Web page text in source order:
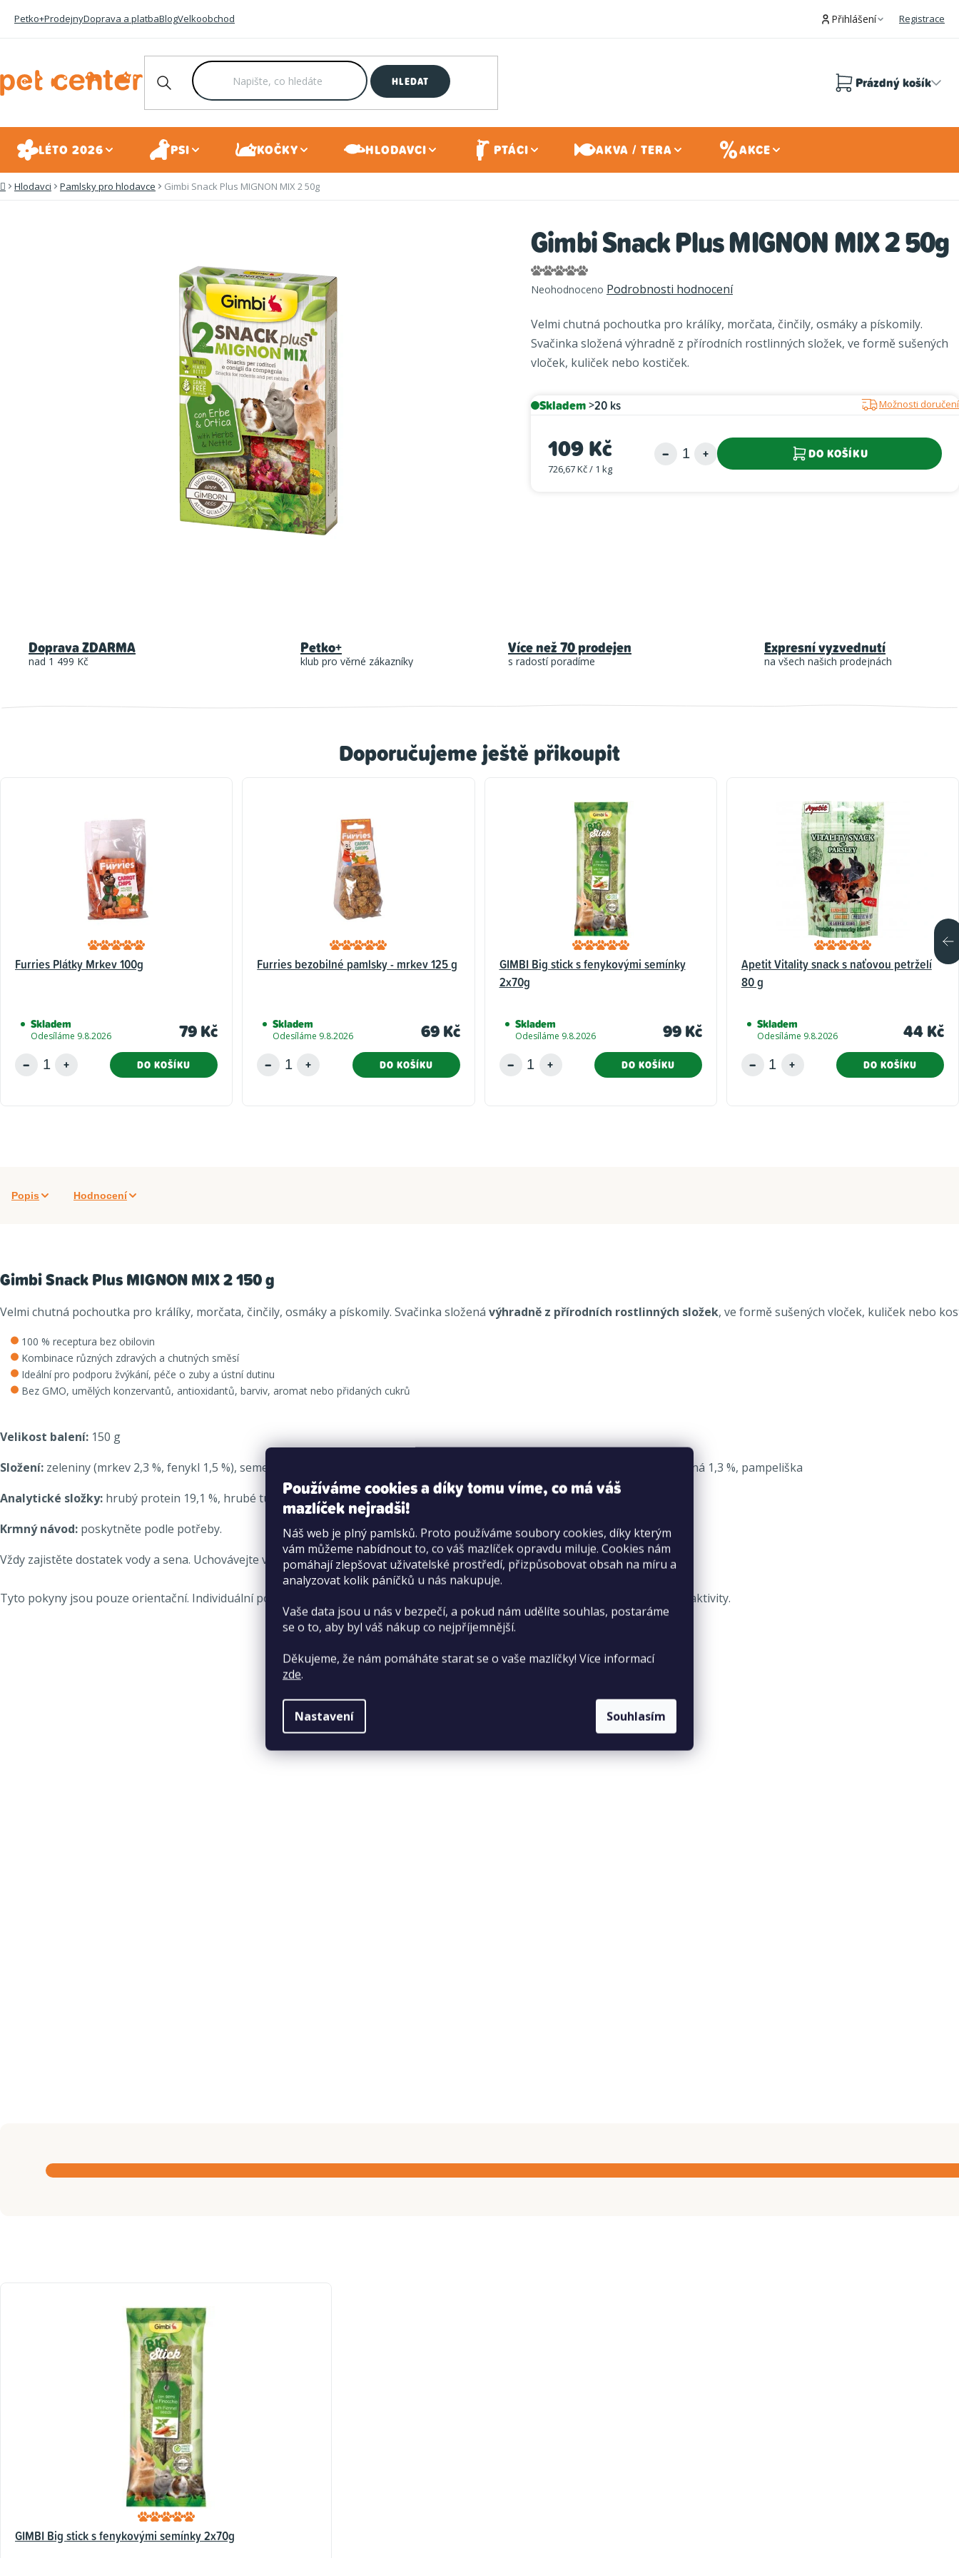
Používáme cookies a díky tomu víme, co má váš
mazlíček nejradši!
Náš web je plný pamlsků. Proto používáme soubory cookies, díky kterým
vám můžeme nabídnout to, co váš mazlíček opravdu miluje. Cookies nám
pomáhají zlepšovat uživatelské prostředí, přizpůsobovat obsah na míru a
analyzovat kolik páníčků u nás nakupuje.
Vaše data jsou u nás v bezpečí, a pokud nám udělíte souhlas, postaráme
se o to, aby byl váš nákup co nejpříjemnější.
Děkujeme, že nám pomáháte starat se o vaše mazlíčky! Více informací
zde.
Nastavení Souhlasím
Petko+ProdejnyDoprava a platbaBlogVelkoobchod Přihlášení Registrace
HLEDAT Prázdný košík
LÉTO 2026 PSI KOČKY HLODAVCI PTÁCI AKVA / TERA AKCE
DomůHlodavci Pamlsky pro hlodavce Gimbi Snack Plus MIGNON MIX 2 50g
Gimbi Snack Plus MIGNON MIX 2 50g
Průměrné
hodnocení
je
0,0
z
hvězdiček.
Neohodnoceno Podrobnosti hodnocení
Velmi chutná pochoutka pro králíky, morčata, činčily, osmáky a pískomily.
Svačinka složená výhradně z přírodních rostlinných složek, ve formě sušených
vloček, kuliček nebo kostiček.
Skladem>20 ks Možnosti doručení
109 Kč
Měrná cena:
726,67 Kč / 1 kg
DO KOŠÍKU
Doporučujeme ještě přikoupit
Furries Plátky Mrkev 100g
Skladem
Odesíláme 9.8.2026 79 Kč
DO KOŠÍKU
Furries bezobilné pamlsky - mrkev 125 g
Skladem
Odesíláme 9.8.2026 69 Kč
DO KOŠÍKU
GIMBI Big stick s fenykovými semínky
2x70g
Skladem
Odesíláme 9.8.2026 99 Kč
DO KOŠÍKU
Apetit Vitality snack s naťovou petrželí
80 g
Skladem
Odesíláme 9.8.2026 44 Kč
DO KOŠÍKU
Doprava ZDARMA
nad 1 499 Kč
Petko+
klub pro věrné zákazníky
Více než 70 prodejen
s radostí poradíme
Expresní vyzvednutí
na všech našich prodejnách
Popis Hodnocení
Gimbi Snack Plus MIGNON MIX 2 150 g
Velmi chutná pochoutka pro králíky, morčata, činčily, osmáky a pískomily. Svačinka složená výhradně z přírodních rostlinných složek, ve formě sušených vloček, kuliček nebo
100 % receptura bez obilovin
Kombinace různých zdravých a chutných směsí
Ideální pro podporu žvýkání, péče o zuby a ústní dutinu
Bez GMO, umělých konzervantů, antioxidantů, barviv, aromat nebo přidaných cukrů
Velikost balení: 150 g
Složení: zeleniny (mrkev 2,3 %, fenykl 1,5 %), semena, kopřiva 5,5 %, vedlejší produkty rostlinného původu, petržel 2 %, máta peprná 1,3 %, pampeliška
Analytické složky: hrubý protein 19,1 %, hrubé tuky 4,3 %, hrubý popel 4,7 %, hrubá vláknina 7 %, vlhkost 14 %
Krmný návod: poskytněte podle potřeby.
Vždy zajistěte dostatek vody a sena. Uchovávejte v chladu a suchu.
Tyto pokyny jsou pouze orientační. Individuální požadavky zvířete se mohou lišit například podle věku, tělesného stavu a úrovně aktivity.
GIMBI Big stick s fenykovými semínky 2x70g